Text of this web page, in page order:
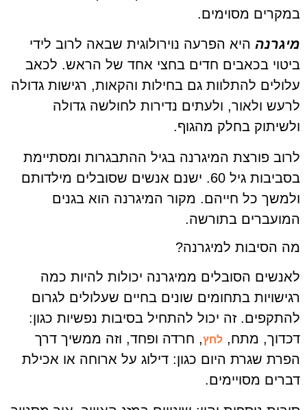
במקרים מסוימים.
מיגרנה היא הפרעה נוירולוגית שבאה לרוב לידי
ביטוי בכאבים חדים בחצי אחד של הראש. לכאב
עלולים להתלוות גם בחילות והקאות, רגישות גדולה
לרעש ולאור, ולעתים נדירות לחולשה גדולה
ולשיתוק בחלק מהגוף.
לרוב פורצת המיגרנה בגיל ההתבגרות ומסתיימת
בסביבות גיל 60. ישנם אנשים שסובלים מילדותם
ולמשך כל חייהם. מקור המיגרנה הוא בגנים
המועברים בתורשה.
מה הסיבות למיגרנה?
לאנשים הסובלים ממיגרנה יכולות להיות כמה
רגישויות בתחומים שונים בחיים שעלולים לגרום
להתקפים. זה יכול להתחיל בסיבות נפשיות כגון:
דכדוך, מתח, לחץ, חרדה ופחד, וזה ממשיך דרך
הפרת שגרת היום כגון: דילוג על ארוחה או אכילת
דברים מסויימים.